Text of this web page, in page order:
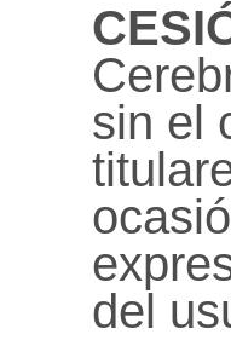
sin el
del